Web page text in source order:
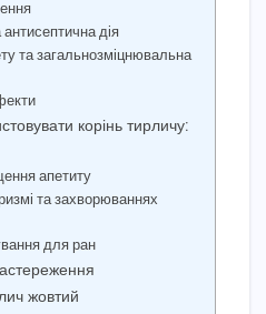
антисептична дія
та загальнозміцнювальна
корінь тирличу:
апетиту
та захворюваннях
для ран
жовтий